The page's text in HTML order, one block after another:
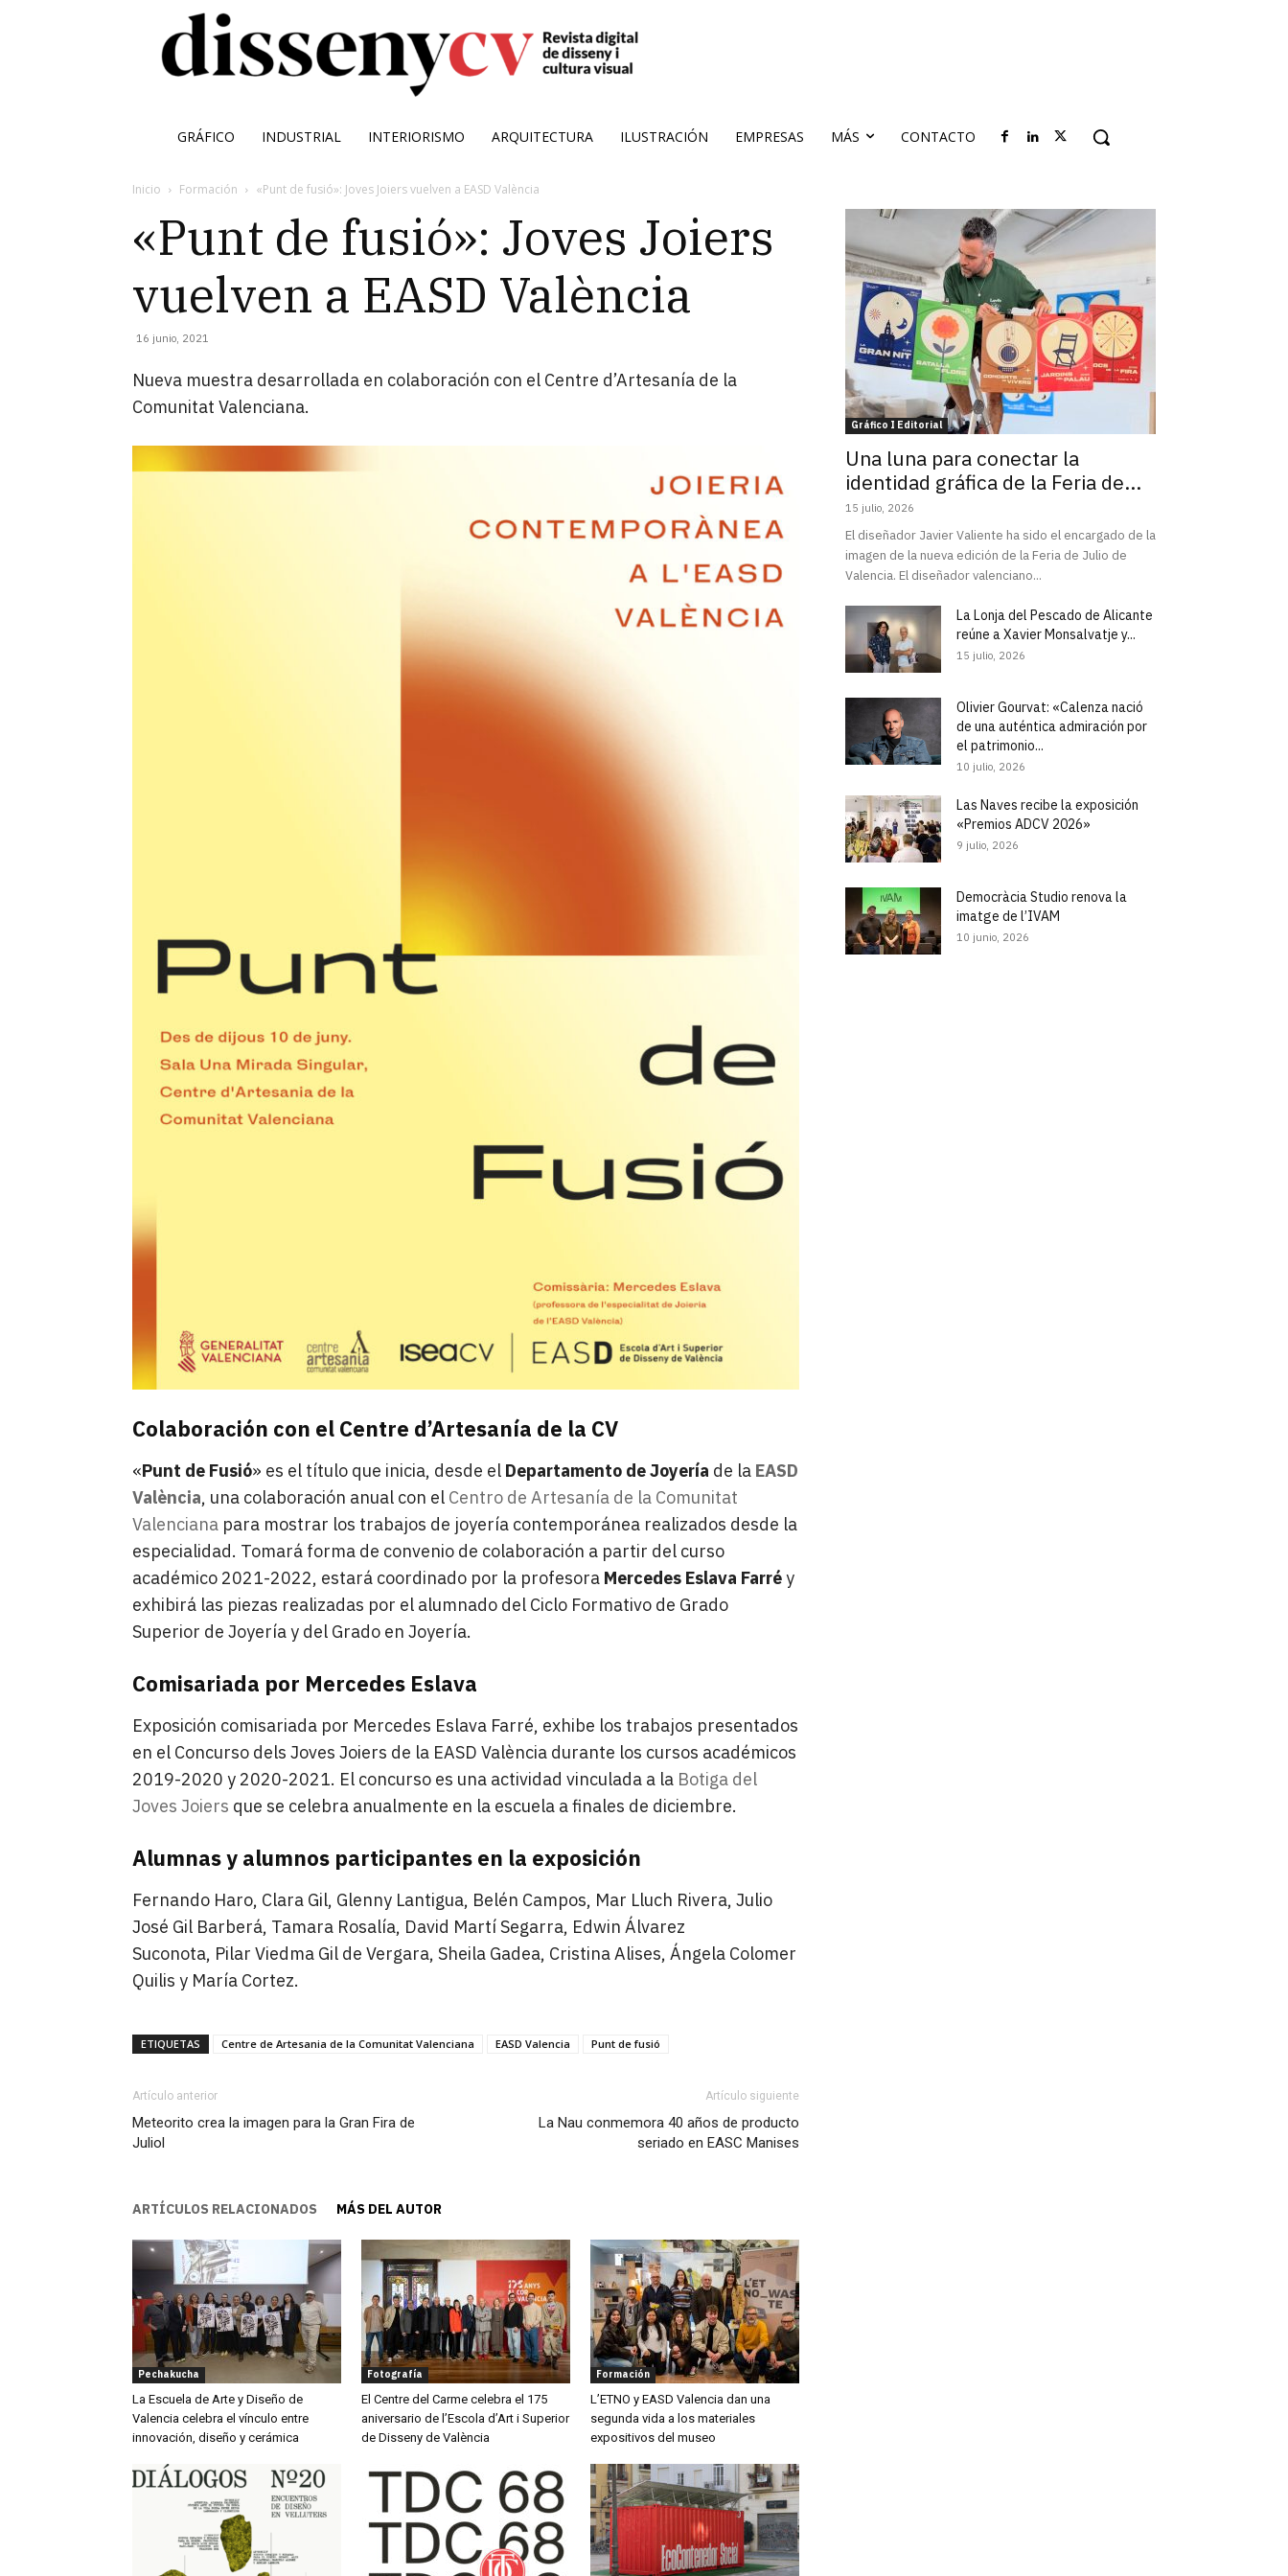
GRÁFICO INDUSTRIAL INTERIORISMO ARQUITECTURA ILUSTRACIÓN EMPRESAS MÁS CONTACTO
Inicio Formación «Punt de fusió»: Joves Joiers vuelven a EASD València
«Punt de fusió»: Joves Joiers
vuelven a EASD València
16 junio, 2021
Nueva muestra desarrollada en colaboración con el Centre d’Artesanía de la
Comunitat Valenciana.
Colaboración con el Centre d’Artesanía de la CV
«Punt de Fusió» es el título que inicia, desde el Departamento de Joyería de la EASD
València, una colaboración anual con el Centro de Artesanía de la Comunitat
Valenciana para mostrar los trabajos de joyería contemporánea realizados desde la
especialidad. Tomará forma de convenio de colaboración a partir del curso
académico 2021-2022, estará coordinado por la profesora Mercedes Eslava Farréy
exhibirá las piezas realizadas por el alumnado del Ciclo Formativo de Grado
Superior de Joyería y del Grado en Joyería.
Comisariada por Mercedes Eslava
Exposición comisariada por Mercedes Eslava Farré, exhibe los trabajos presentados
en el Concurso dels Joves Joiers de la EASD València durante los cursos académicos
2019-2020 y 2020-2021. El concurso es una actividad vinculada a la Botiga del
Joves Joiers que se celebra anualmente en la escuela a finales de diciembre.
Alumnas y alumnos participantes en la exposición
Fernando Haro, Clara Gil, Glenny Lantigua, Belén Campos, Mar Lluch Rivera, Julio
José Gil Barberá, Tamara Rosalía, David Martí Segarra, Edwin Álvarez
Suconota, Pilar Viedma Gil de Vergara, Sheila Gadea, Cristina Alises, Ángela Colomer
Quilis y María Cortez.
ETIQUETAS Centre de Artesania de la Comunitat Valenciana EASD Valencia Punt de fusió
Artículo anterior
Meteorito crea la imagen para la Gran Fira de
Juliol
Artículo siguiente
La Nau conmemora 40 años de producto
seriado en EASC Manises
ARTÍCULOS RELACIONADOS MÁS DEL AUTOR
Pechakucha
La Escuela de Arte y Diseño de
Valencia celebra el vínculo entre
innovación, diseño y cerámica
Fotografía
El Centre del Carme celebra el 175
aniversario de l’Escola d’Art i Superior
de Disseny de València
Formación
L’ETNO y EASD Valencia dan una
segunda vida a los materiales
expositivos del museo
Gráfico I Editorial
Una luna para conectar la
identidad gráfica de la Feria de...
15 julio, 2026
El diseñador Javier Valiente ha sido el encargado de la
imagen de la nueva edición de la Feria de Julio de
Valencia. El diseñador valenciano...
La Lonja del Pescado de Alicante
reúne a Xavier Monsalvatje y...
15 julio, 2026
Olivier Gourvat: «Calenza nació
de una auténtica admiración por
el patrimonio...
10 julio, 2026
Las Naves recibe la exposición
«Premios ADCV 2026»
9 julio, 2026
Democràcia Studio renova la
imatge de l’IVAM
10 junio, 2026